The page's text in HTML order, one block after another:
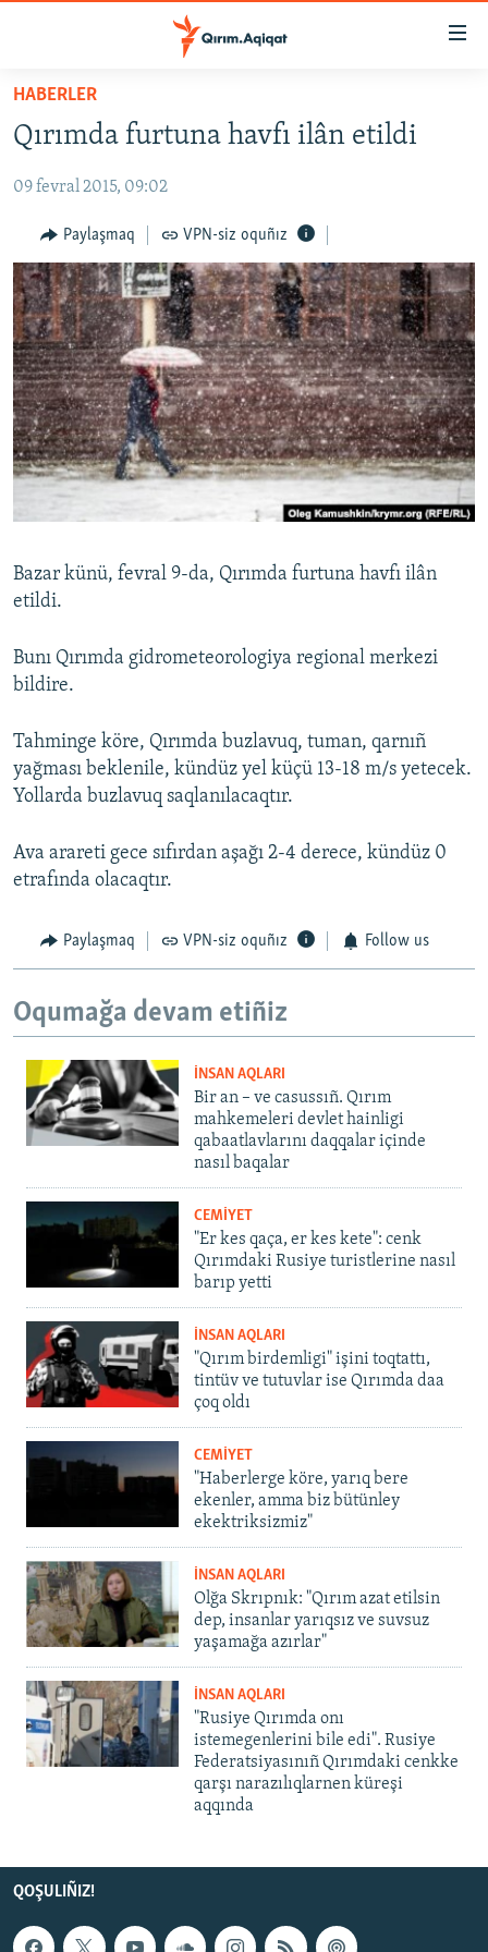
Esas
qaytmaq
navigatsiyağa
qaytmaq
Qıdıruvğa
qaytmaq
HABERLER
SİYASET
İQTİSADİYAT
CEMİYET
MEDENİYET
İNSAN AQLARI
VİDEO
SÜRET
BLOGLAR
FİKİR
Русский
Українською
RFE/RS bütün saytları
HABERLER
Qırımda furtuna havfı ilân etildi
09 fevral 2015, 09:02
Paylaşmaq VPN-siz oquñız
Bazar künü, fevral 9-da, Qırımda furtuna havfı ilân
etildi.
Bunı Qırımda gidrometeorologiya regional merkezi
bildire.
Tahminge köre, Qırımda buzlavuq, tuman, qarnıñ
yağması beklenile, kündüz yel küçü 13-18 m/s yetecek.
Yollarda buzlavuq saqlanılacaqtır.
Ava arareti gece sıfırdan aşağı 2-4 derece, kündüz 0
etrafında olacaqtır.
Paylaşmaq VPN-siz oquñız Follow us
Oqumağa devam etiñiz
İNSAN AQLARI
Bir an – ve casussıñ. Qırım
mahkemeleri devlet hainligi
qabaatlavlarını daqqalar içinde
nasıl baqalar
CEMİYET
"Er kes qaça, er kes kete": cenk
Qırımdaki Rusiye turistlerine nasıl
barıp yetti
İNSAN AQLARI
"Qırım birdemligi" işini toqtattı,
tintüv ve tutuvlar ise Qırımda daa
çoq oldı
CEMİYET
"Haberlerge köre, yarıq bere
ekenler, amma biz bütünley
ekektriksizmiz"
İNSAN AQLARI
Olğa Skrıpnık: "Qırım azat etilsin
dep, insanlar yarıqsız ve suvsuz
yaşamağa azırlar"
İNSAN AQLARI
"Rusiye Qırımda onı
istemegenlerini bile edi". Rusiye
Federatsiyasınıñ Qırımdaki cenkke
qarşı narazılıqlarnen küreşi
aqqında
QOŞULIÑIZ!